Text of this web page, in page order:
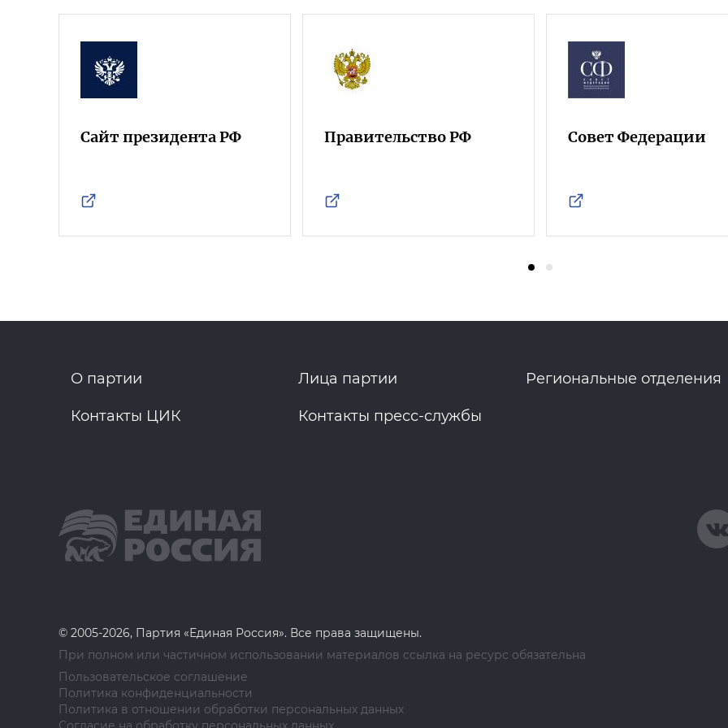
Сайт президента РФ Правительство РФ Совет Федерации
О партии Лица партии Региональные отделения
Контакты ЦИК Контакты пресс-службы
© 2005-2026, Партия «Единая Россия». Все права защищены.
При полном или частичном использовании материалов ссылка на ресурс обязательна
Пользовательское соглашение
Политика конфиденциальности
Политика в отношении обработки персональных данных